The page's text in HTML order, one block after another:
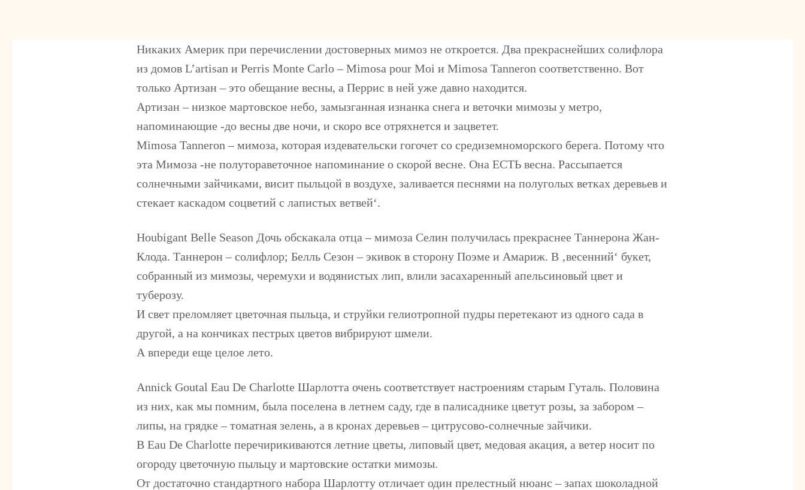
Никаких Америк при перечислении достоверных мимоз не откроется. Два прекраснейших солифлора
из домов L’artisan и Perris Monte Carlo – Mimosa pour Moi и Mimosa Tanneron соответственно. Вот
только Артизан – это обещание весны, а Перрис в ней уже давно находится.
Артизан – низкое мартовское небо, замызганная изнанка снега и веточки мимозы у метро,
напоминающие -до весны две ночи, и скоро все отряхнется и зацветет.
Mimosa Tanneron – мимоза, которая издевательски гогочет со средиземноморского берега. Потому что
эта Мимоза -не полутораветочное напоминание о скорой весне. Она ЕСТЬ весна. Рассыпается
солнечными зайчиками, висит пыльцой в воздухе, заливается песнями на полуголых ветках деревьев и
стекает каскадом соцветий с лапистых ветвей‘.
Houbigant Belle Season Дочь обскакала отца – мимоза Селин получилась прекраснее Таннерона Жан-
Клода. Таннерон – солифлор; Белль Сезон – экивок в сторону Поэме и Амариж. В ‚весенний‘ букет,
собранный из мимозы, черемухи и водянистых лип, влили засахаренный апельсиновый цвет и
туберозу.
И свет преломляет цветочная пыльца, и струйки гелиотропной пудры перетекают из одного сада в
другой, а на кончиках пестрых цветов вибрируют шмели.
А впереди еще целое лето.
Annick Goutal Eau De Charlotte Шарлотта очень соответствует настроениям старым Гуталь. Половина
из них, как мы помним, была поселена в летнем саду, где в палисаднике цветут розы, за забором –
липы, на грядке – томатная зелень, а в кронах деревьев – цитрусово-солнечные зайчики.
В Eau De Charlotte перечирикиваются летние цветы, липовый цвет, медовая акация, а ветер носит по
огороду цветочную пыльцу и мартовские остатки мимозы.
От достаточно стандартного набора Шарлотту отличает один прелестный нюанс – запах шоколадной